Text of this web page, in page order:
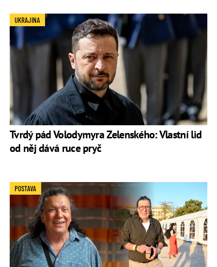
Tvrdý pád Volodymyra Zelenského: Vlastní lid
od něj dává ruce pryč
UKRAJINA
POSTAVA